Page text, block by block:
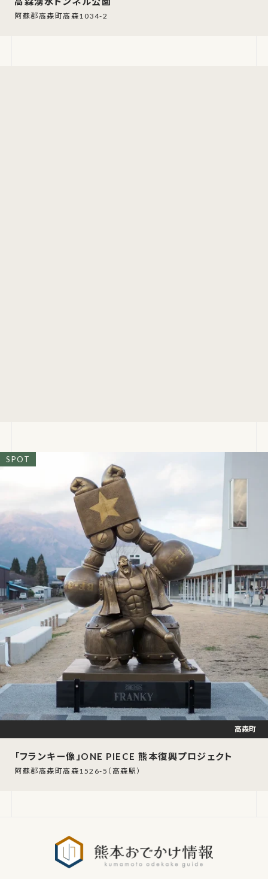
阿蘇郡高森町高森1034-2
「フランキー像」ONE PIECE 熊本復興プロジェクト
阿蘇郡高森町高森1526-5（高森駅）
高森町